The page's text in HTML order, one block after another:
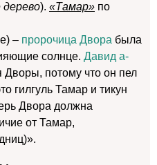
дерево). «Тамар» по
– пророчица Двора была
солнце. Давид а-
Дворы, потому что он пел
гилгуль Тамар и тикун
Двора должна
от Тамар,